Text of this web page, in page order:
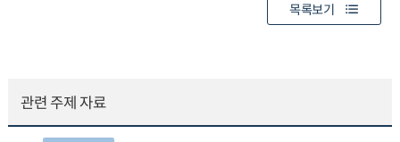
목록보기
관련 주제 자료